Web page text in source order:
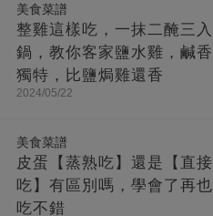
美食菜譜
整雞這樣吃，一抹二醃三入
鍋，教你客家鹽水雞，鹹香
獨特，比鹽焗雞還香
2024/05/22
美食菜譜
皮蛋【蒸熟吃】還是【直接
吃】有區別嗎，學會了再也
吃不錯